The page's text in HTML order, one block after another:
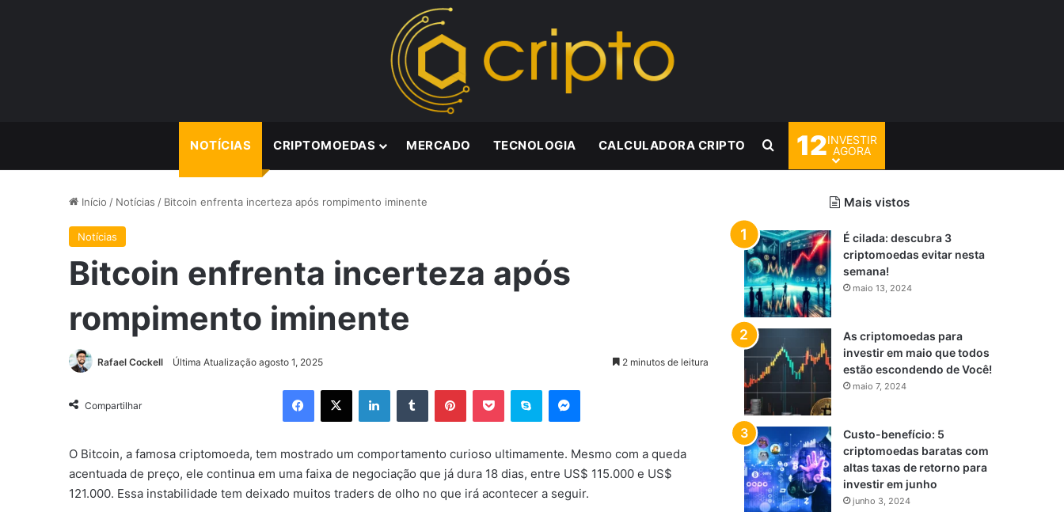
NOTÍCIAS CRIPTOMOEDAS MERCADO TECNOLOGIA CALCULADORA CRIPTO Procurar por
12INVESTIR
AGORA
Início / Notícias / Bitcoin enfrenta incerteza após rompimento iminente
Notícias
Bitcoin enfrenta incerteza após
rompimento iminente
Rafael Cockell Última Atualização agosto 1, 2025 2 minutos de leitura
Compartilhar
Facebook
X LinkedinTumblr PinterestPocket Skype Messenger
O Bitcoin, a famosa criptomoeda, tem mostrado um comportamento curioso ultimamente. Mesmo com a queda
acentuada de preço, ele continua em uma faixa de negociação que já dura 18 dias, entre US$ 115.000 e US$
121.000. Essa instabilidade tem deixado muitos traders de olho no que irá acontecer a seguir.
Mais vistos
É cilada: descubra 3
criptomoedas evitar nesta
semana!
maio 13, 2024
As criptomoedas para
investir em maio que todos
estão escondendo de Você!
maio 7, 2024
Custo-benefício: 5
criptomoedas baratas com
altas taxas de retorno para
investir em junho
junho 3, 2024